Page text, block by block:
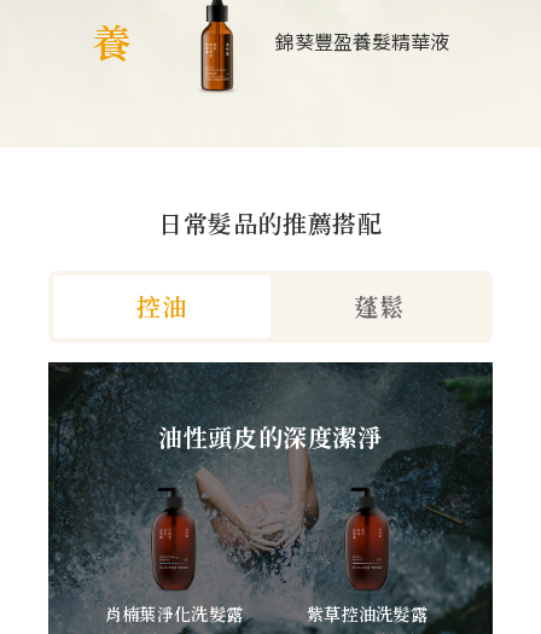
養 錦葵豐盈養髮精華液
日常髮品的推薦搭配
控油 蓬鬆
油性頭皮的深度潔淨
肖楠葉淨化洗髮露 紫草控油洗髮露